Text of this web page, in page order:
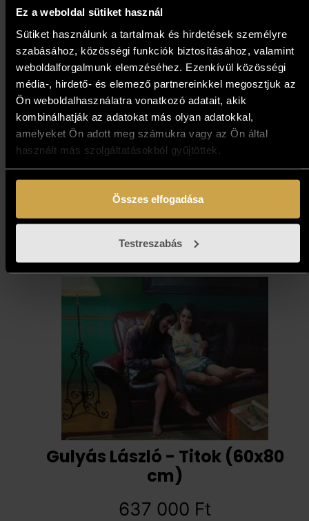
Ez a weboldal sütiket használ
Sütiket használunk a tartalmak és hirdetések személyre
szabásához, közösségi funkciók biztosításához, valamint
weboldalforgalmunk elemzéséhez. Ezenkívül közösségi
média-, hirdető- és elemező partnereinkkel megosztjuk az
Ön weboldalhasználatra vonatkozó adatait, akik
kombinálhatják az adatokat más olyan adatokkal,
amelyeket Ön adott meg számukra vagy az Ön által
használt más szolgáltatásokból gyűjtöttek.
Összes elfogadása
Testreszabás
Kokas Ignác - Fémlő ég a
romos major felett (50x70
cm)
573 000Ft
Kosárba teszem
Gulyás László - Titok (60x80
cm)
637 000 Ft